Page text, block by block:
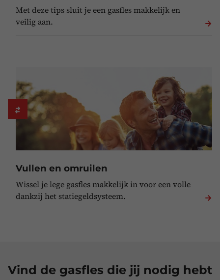
Met deze tips sluit je een gasfles makkelijk en
veilig aan.
Vullen en omruilen
Wissel je lege gasfles makkelijk in voor een volle
dankzij het statiegeldsysteem.
Vind de gasfles die jij nodig hebt